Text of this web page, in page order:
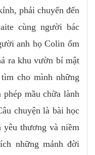
phải chuyển đến
cùng người bác
anh họ Colin ốm
ra khu vườn bí mật
cho mình những
mầu chữa lành
chuyện là bài học
yêu thương và niềm
những mảnh đời